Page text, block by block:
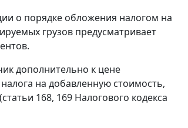
о порядке обложения налогом на
грузов предусматривает
дополнительно к цене
на добавленную стоимость,
статьи 168, 169 Налогового кодекса